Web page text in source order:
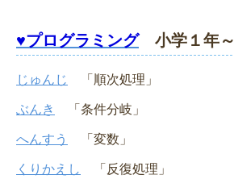
♥プログラミング小学１年～
じゅんじ 「順次処理」
ぶんき 「条件分岐」
へんすう 「変数」
くりかえし 「反復処理」